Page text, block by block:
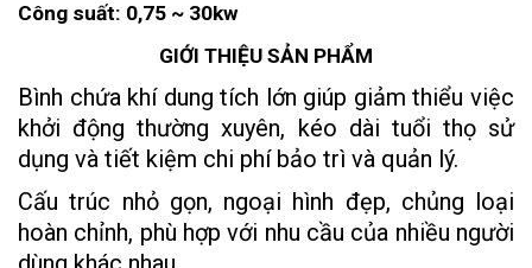
Công suất: 0,75 ~ 30kw
GIỚI THIỆU SẢN PHẨM
Bình chứa khí dung tích lớn giúp giảm thiểu việc
khởi động thường xuyên, kéo dài tuổi thọ sử
dụng và tiết kiệm chi phí bảo trì và quản lý.
Cấu trúc nhỏ gọn, ngoại hình đẹp, chủng loại
hoàn chỉnh, phù hợp với nhu cầu của nhiều người